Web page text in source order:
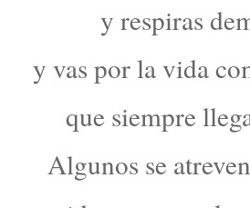
y respiras
y vas por la vida
que siempre
Algunos se